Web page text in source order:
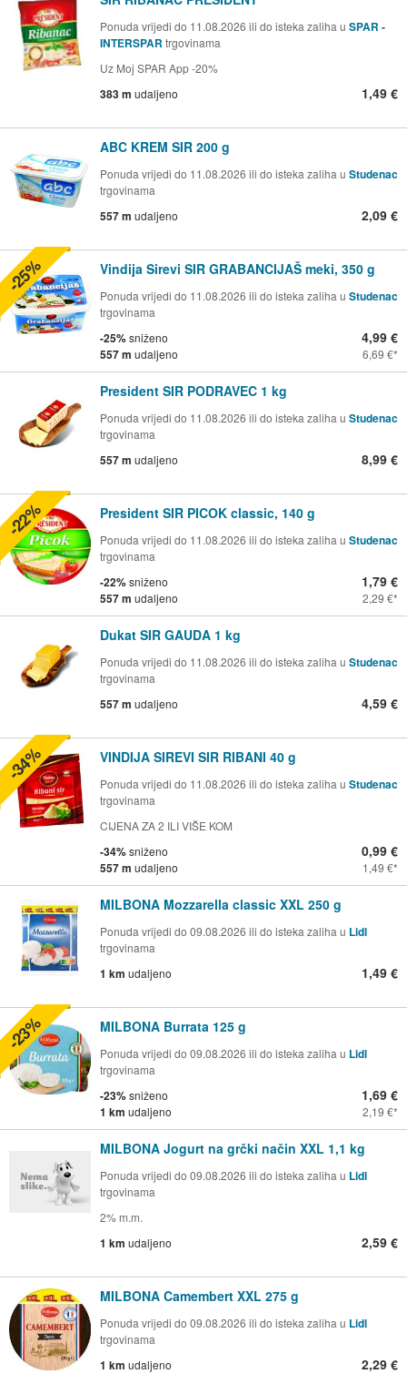
Ponuda vrijedi do 11.08.2026 ili do isteka zaliha u SPAR -
INTERSPAR trgovinama
Uz Moj SPAR App -20%
383 m udaljeno 1,49 €
ABC KREM SIR 200 g
Ponuda vrijedi do 11.08.2026 ili do isteka zaliha u Studenac
trgovinama
557 m udaljeno 2,09 €
Vindija Sirevi SIR GRABANCIJAŠ meki, 350 g
Ponuda vrijedi do 11.08.2026 ili do isteka zaliha u Studenac
trgovinama
-25%sniženo
557 m udaljeno
4,99 €
6,69 €
-25%
President SIR PODRAVEC 1 kg
Ponuda vrijedi do 11.08.2026 ili do isteka zaliha u Studenac
trgovinama
557 m udaljeno 8,99 €
President SIR PICOK classic, 140 g
Ponuda vrijedi do 11.08.2026 ili do isteka zaliha u Studenac
trgovinama
-22%sniženo
557 m udaljeno
1,79 €
2,29 €
-22%
Dukat SIR GAUDA 1 kg
Ponuda vrijedi do 11.08.2026 ili do isteka zaliha u Studenac
trgovinama
557 m udaljeno 4,59 €
VINDIJA SIREVI SIR RIBANI 40 g
Ponuda vrijedi do 11.08.2026 ili do isteka zaliha u Studenac
trgovinama
CIJENA ZA 2 ILI VIŠE KOM
-34%sniženo
557 m udaljeno
0,99 €
1,49 €
-34%
MILBONA Mozzarella classic XXL 250 g
Ponuda vrijedi do 09.08.2026 ili do isteka zaliha u Lidl
trgovinama
1 km udaljeno 1,49 €
MILBONA Burrata 125 g
Ponuda vrijedi do 09.08.2026 ili do isteka zaliha u Lidl
trgovinama
-23%sniženo
1 km udaljeno
1,69 €
2,19 €
-23%
MILBONA Jogurt na grčki način XXL 1,1 kg
Ponuda vrijedi do 09.08.2026 ili do isteka zaliha u Lidl
trgovinama
2% m.m.
1 km udaljeno 2,59 €
MILBONA Camembert XXL 275 g
Ponuda vrijedi do 09.08.2026 ili do isteka zaliha u Lidl
trgovinama
1 km udaljeno 2,29 €